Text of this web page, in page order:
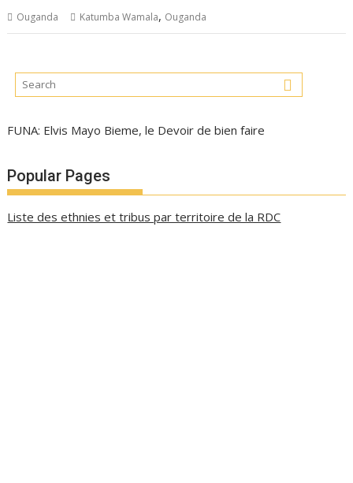
Ouganda Katumba Wamala, Ouganda
FUNA: Elvis Mayo Bieme, le Devoir de bien faire
Popular Pages
Liste des ethnies et tribus par territoire de la RDC